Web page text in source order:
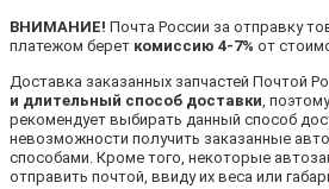
ВНИМАНИЕ! Почта России за отправку
платежом берет комиссию 4-7% от
Доставка заказанных запчастей Почтой
и длительный способ доставки,
рекомендует выбирать данный способ
невозможности получить заказанные
способами. Кроме того, некоторые
отправить почтой, ввиду их веса или